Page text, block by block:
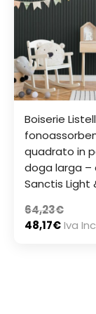
Boiserie
quadrato in
doga larga –
Sanctis Light
64,23€
48,17€Iva